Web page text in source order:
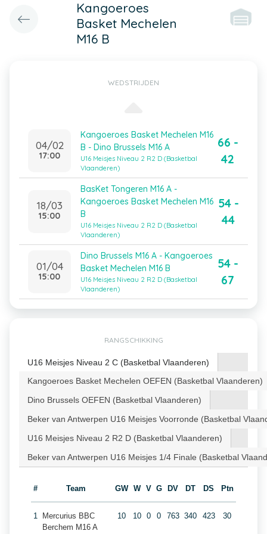
Kangoeroes
Basket Mechelen
M16 B
WEDSTRIJDEN
04/02
17:00
Kangoeroes Basket Mechelen M16
B - Dino Brussels M16 A
U16 Meisjes Niveau 2 R2 D (Basketbal
Vlaanderen)
66 -
42
18/03
15:00
BasKet Tongeren M16 A -
Kangoeroes Basket Mechelen M16
B
U16 Meisjes Niveau 2 R2 D (Basketbal
Vlaanderen)
54 -
44
01/04
15:00
Dino Brussels M16 A - Kangoeroes
Basket Mechelen M16 B
U16 Meisjes Niveau 2 R2 D (Basketbal
Vlaanderen)
54 -
67
RANGSCHIKKING
U16 Meisjes Niveau 2 C (Basketbal Vlaanderen)
Kangoeroes Basket Mechelen OEFEN (Basketbal Vlaanderen)
Dino Brussels OEFEN (Basketbal Vlaanderen)
Beker van Antwerpen U16 Meisjes Voorronde (Basketbal
U16 Meisjes Niveau 2 R2 D (Basketbal Vlaanderen)
Beker van Antwerpen U16 Meisjes 1/4 Finale (Basketbal
# Team GW W V G DV DT DS Ptn
1
Mercurius BBC
Berchem M16 A
10 10 0 0 763 340 423 30